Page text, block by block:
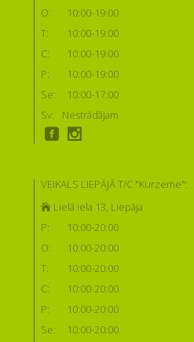
O:
10:00-19:00
T:
10:00-19:00
C:
10:00-19:00
P:
10:00-19:00
Se:
10:00-17:00
Sv:
Nestrādājam
VEIKALS LIEPĀJĀ T/C "Kurzeme":
Lielā iela 13, Liepāja
P:
10:00-20:00
O:
10:00-20:00
T:
10:00-20:00
C:
10:00-20:00
P:
10:00-20:00
Se:
10:00-20:00